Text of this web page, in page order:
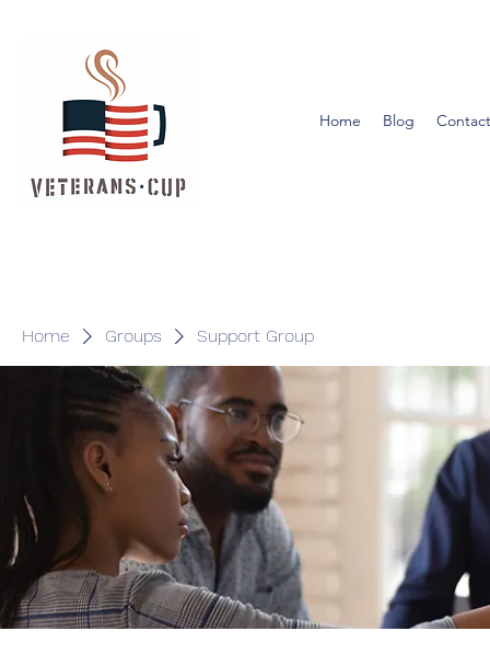
Home Blog
Home Groups Support Group